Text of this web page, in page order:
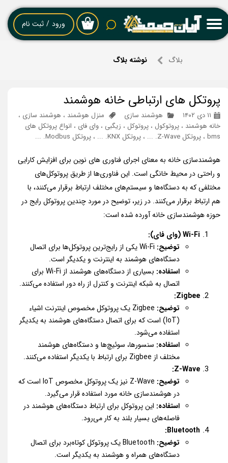
۰ ورود / ثبت نام
حساب کاربری من
خروج از حساب کاربری
بلاگ نوشته بلاگ
پروتکل های ارتباطی خانه هوشمند
۱۱ دی ۱۴۰۲ هوشمند سازی منزل هوشمند ، هوشمند سازی ،
خانه هوشمند ، پروتوکول ، پروتوکل ، زیگبی ، وای فای ، انواع پروتکل های
bms ، پروتکل Z-Wave. ... ، پروتکل KNX. ... ، پروتکل Modbus. ...
هوشمندسازی خانه به معنای اجرای فناوری های نوین برای افزایش کارایی
و راحتی در محیط خانگی است. این فناوری‌ها از طریق پروتوکل‌های
مختلفی که به دستگاه‌ها و سیستم‌های مختلف ارتباط برقرار می‌کنند، با
هم ارتباط برقرار می‌کنند. در زیر، توضیح در مورد چندین پروتوکل رایج در
حوزه هوشمندسازی خانه آورده شده است:
Wi-Fi (وای فای):
توضیح:
Wi-Fi یکی از رایج‌ترین پروتوکل‌ها برای اتصال
دستگاه‌های هوشمند به اینترنت و یکدیگر است.
استفاده:
بسیاری از دستگاه‌های هوشمند از Wi-Fi برای
اتصال به شبکه اینترنت و کنترل از راه دور استفاده می‌کنند.
Zigbee:
توضیح:
Zigbee یک پروتوکل مخصوص اینترنت اشیاء
(IoT) است که برای اتصال دستگاه‌های هوشمند به یکدیگر
استفاده می‌شود.
استفاده: سنسورها، سوئیچ‌ها و دستگاه‌های هوشمند
مختلف از Zigbee برای ارتباط با یکدیگر استفاده می‌کنند.
Z-Wave:
توضیح:
Z-Wave نیز یک پروتوکل مخصوص IoT است که
در هوشمندسازی خانه مورد استفاده قرار می‌گیرد.
استفاده: این پروتوکل برای ارتباط دستگاه‌های هوشمند در
فاصله‌های بسیار بلند به کار می‌رود.
Bluetooth:
توضیح:
Bluetooth یک پروتوکل کوتاه‌برد برای اتصال
دستگاه‌های همراه و هوشمند به یکدیگر است.